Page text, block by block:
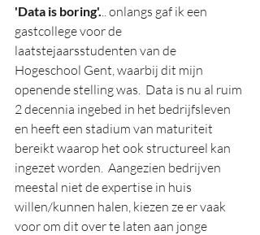
'Data is boring'... onlangs gaf ik een
gastcollege voor de
laatstejaarsstudenten van de
Hogeschool Gent, waarbij dit mijn
openende stelling was.  Data is nu al ruim
2 decennia ingebed in het bedrijfsleven
en heeft een stadium van maturiteit
bereikt waarop het ook structureel kan
ingezet worden.  Aangezien bedrijven
meestal niet de expertise in huis
willen/kunnen halen, kiezen ze er vaak
voor om dit over te laten aan jonge